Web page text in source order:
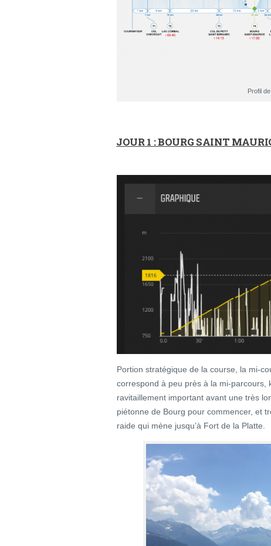
Profil
JOUR 1 : BOURG SAINT
Portion stratégique de la course, la mi-
correspond à peu près à la mi-parcours,
ravitaillement important avant une très
piétonne de Bourg pour commencer, et
raide qui mène jusqu’à Fort de la Platte.